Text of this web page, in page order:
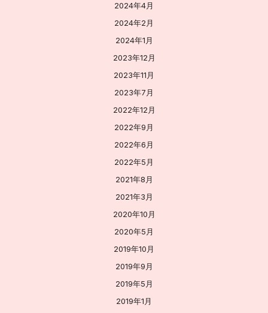
2024年4月
2024年2月
2024年1月
2023年12月
2023年11月
2023年7月
2022年12月
2022年9月
2022年6月
2022年5月
2021年8月
2021年3月
2020年10月
2020年5月
2019年10月
2019年9月
2019年5月
2019年1月